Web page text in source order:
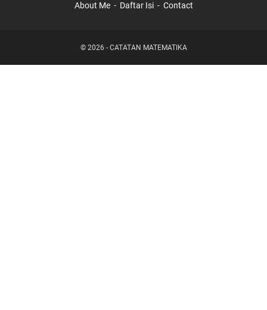
About Me Daftar Isi Contact
© 2026 - CATATAN MATEMATIKA